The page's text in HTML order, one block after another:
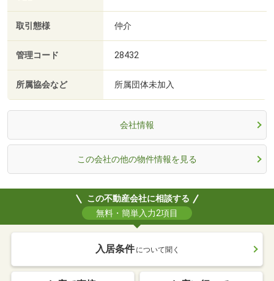
取引態様 仲介
管理コード 28432
所属協会など 所属団体未加入
会社情報
この会社の他の物件情報を見る
この不動産会社に相談する
無料・簡単入力2項目
入居条件 について聞く